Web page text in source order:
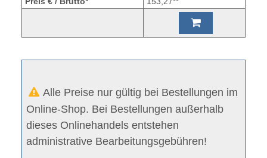
Alle Preise nur gültig bei Bestellungen im
Online-Shop. Bei Bestellungen außerhalb
dieses Onlinehandels entstehen
administrative Bearbeitungsgebühren!